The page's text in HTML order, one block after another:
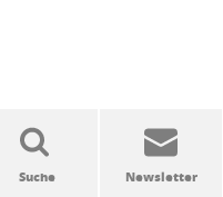
A bis Z